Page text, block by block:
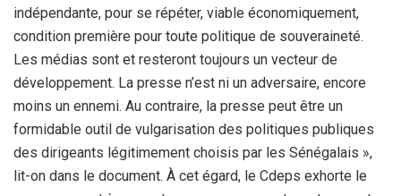
indépendante, pour se répéter, viable économiquement,
condition première pour toute politique de souveraineté.
Les médias sont et resteront toujours un vecteur de
développement. La presse n’est ni un adversaire, encore
moins un ennemi. Au contraire, la presse peut être un
formidable outil de vulgarisation des politiques publiques
des dirigeants légitimement choisis par les Sénégalais »,
lit-on dans le document. À cet égard, le Cdeps exhorte le